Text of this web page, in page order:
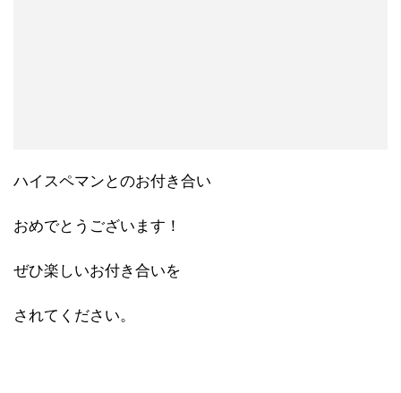
ハイスペマンとのお付き合い
おめでとうございます！
ぜひ楽しいお付き合いを
されてください。